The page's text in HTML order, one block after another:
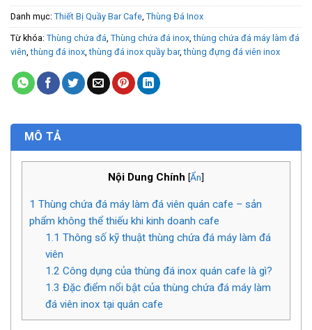
Danh mục: Thiết Bị Quầy Bar Cafe Thùng Đá Inox
Từ khóa: Thùng chứa đá Thùng chứa đá inox ,thùng chứa đá máy làm đá
viên ,thùng đá inox ,thùng đá inox quầy bar,thùng đựng đá viên inox
MÔ TẢ
Nội Dung Chính [Ẩn]
1 Thùng chứa đá máy làm đá viên quán cafe – sản
phẩm không thể thiếu khi kinh doanh cafe
1.1 Thông số kỹ thuật thùng chứa đá máy làm đá
viên
1.2 Công dụng của thùng đá inox quán cafe là gì?
1.3 Đặc điểm nổi bật của thùng chứa đá máy làm
đá viên inox tại quán cafe